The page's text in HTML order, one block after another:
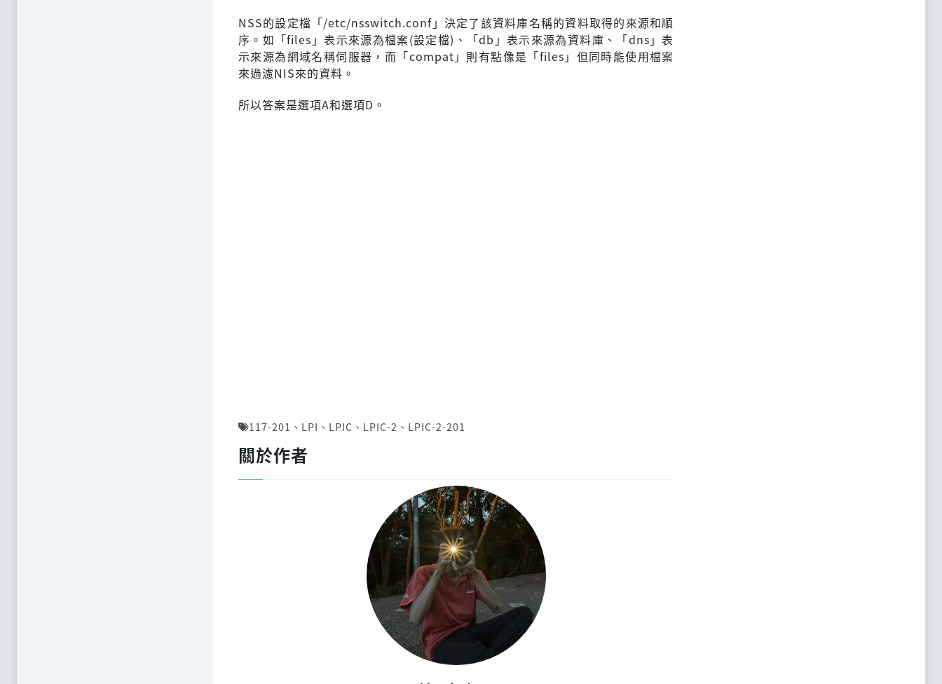
NSS的設定檔「/etc/nsswitch.conf」決定了該資料庫名稱的資料取得的來源和順
序。如「files」表示來源為檔案(設定檔)、「db」表示來源為資料庫、「dns」表
示來源為網域名稱伺服器，而「compat」則有點像是「files」但同時能使用檔案
來過濾NIS來的資料。
所以答案是選項A和選項D。
117-201 、 LPI 、 LPIC 、 LPIC-2 、 LPIC-2-201
關於作者